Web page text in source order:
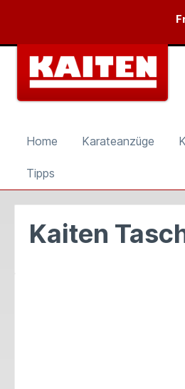
Zur Hauptnavigation
Home Karateanzüge
Tipps
Kaiten